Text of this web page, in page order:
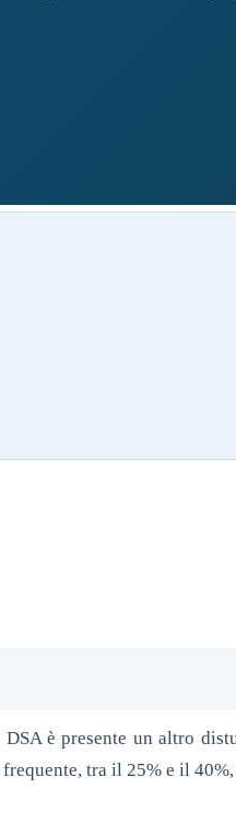
è presente un altro
tra il 25% e il